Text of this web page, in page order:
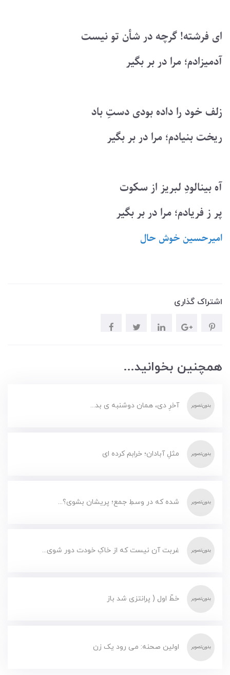
ای فرشته! گرچه در شأن تو نیست
آدمیزادم؛ مرا در بر بگیر
زلف خود را داده بودی دستِ باد
ریخت بنیادم؛ مرا در بر بگیر
آه بینالودِ لبریز از سکوت
پر ز فریادم؛ مرا در بر بگیر
امیرحسین خوش حال
اشتراک گذاری
همچنین بخوانید...
آخرِ دی، همان دوشنبه ی بد...
مثلِ آبادان؛ خرابم کرده ای
شده که در وسطِ جمع؛ پریشان بشوی؟...
غربت آن نیست که از خاکِ خودت دور شوی...
خطّ اول ( پرانتزی شد باز
اولین صحنه: می رود یک زن